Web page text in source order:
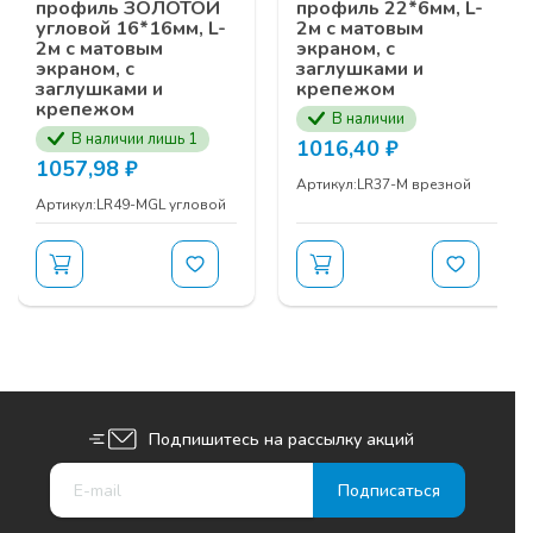
профиль ЗОЛОТОЙ
угловой 16*16мм, L-
2м с матовым
экраном, с
заглушками и
крепежом
В наличии лишь 1
1057,98 ₽
Артикул:LR49-МGL угловой
профиль 22*6мм, L-
2м с матовым
экраном, с
заглушками и
крепежом
В наличии
1016,40 ₽
Артикул:LR37-M врезной
Подпишитесь на рассылку акций
ТЕМЫ СЕМИНАРА:
Выдвижные механизмыUNIHOPPER
Фурнитура кухонного наполнения
UNIHOPPER
Подвеснаясистема
Телескопическая подвесная система
MODUS
TS
Гардеробная системаMODUS
Серия рамочных профилей
ЗАЯВКУ НА УЧАСТИЕ В СЕМИНАРЕ ВЫ МОЖЕТЕ
ОСТАВИТЬ У ВАШИХ МЕНЕДЖЕРОВ
КОМПАНИИ ПРОГРЕСС ПО НОМЕРУ ТЕЛЕФОНА
+7 (3902) 260-481